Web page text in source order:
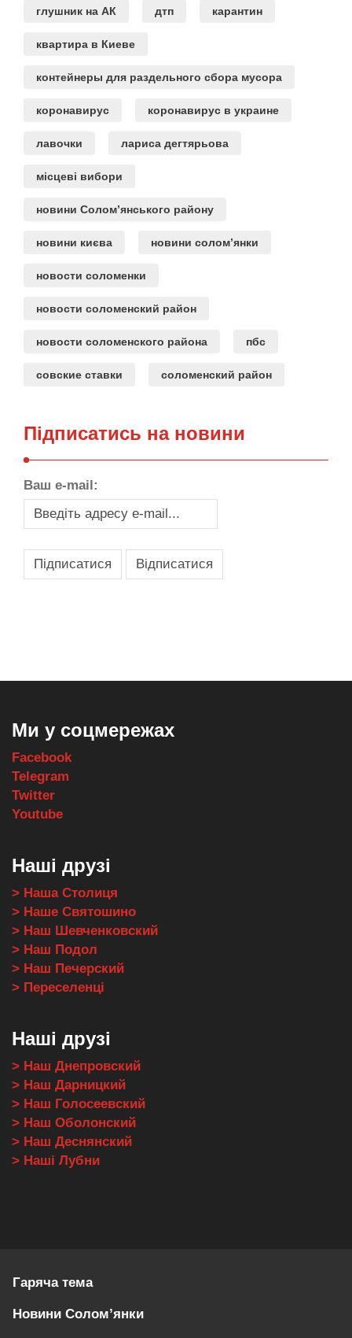
глушник на АК дтп карантин
квартира в Киеве
контейнеры для раздельного сбора мусора
коронавирус коронавирус в украине
лавочки лариса дегтярьова
місцеві вибори
новини Солом’янського району
новини києва новини солом’янки
новости соломенки
новости соломенский район
новости соломенского района пбс
совские ставки соломенский район
Підписатись на новини
Ваш e-mail:
Ми у соцмережах
Facebook
Telegram
Twitter
Youtube
Наші друзі
> Наша Столиця
> Наше Святошино
> Наш Шевченковский
> Наш Подол
> Наш Печерский
> Переселенці
Наші друзі
> Наш Днепровский
> Наш Дарницкий
> Наш Голосеевский
> Наш Оболонский
> Наш Деснянский
> Наші Лубни
Гаряча тема
Новини Солом’янки